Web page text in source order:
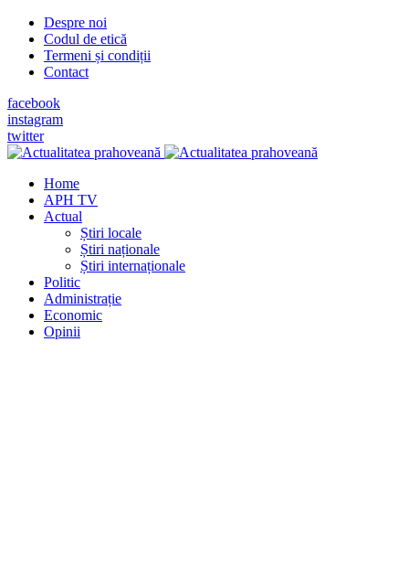
Despre noi
Codul de etică
Termeni și condiții
Contact
facebook
instagram
twitter
Home
APH TV
Actual
Știri locale
Știri naționale
Știri internaționale
Politic
Administrație
Economic
Opinii